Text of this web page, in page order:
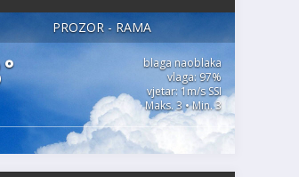
PROZOR - RAMA
°
blaga naoblaka
vlaga: 97%
vjetar: 1m/s SSI
Maks. 3 • Min. 3